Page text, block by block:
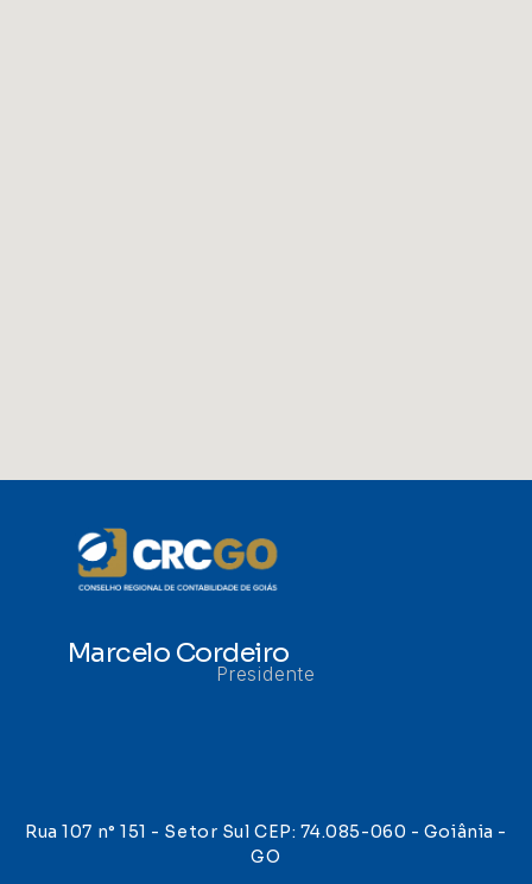
Marcelo Cordeiro
Presidente
Rua 107 n° 151 - Setor Sul CEP: 74.085-060 - Goiânia -
GO